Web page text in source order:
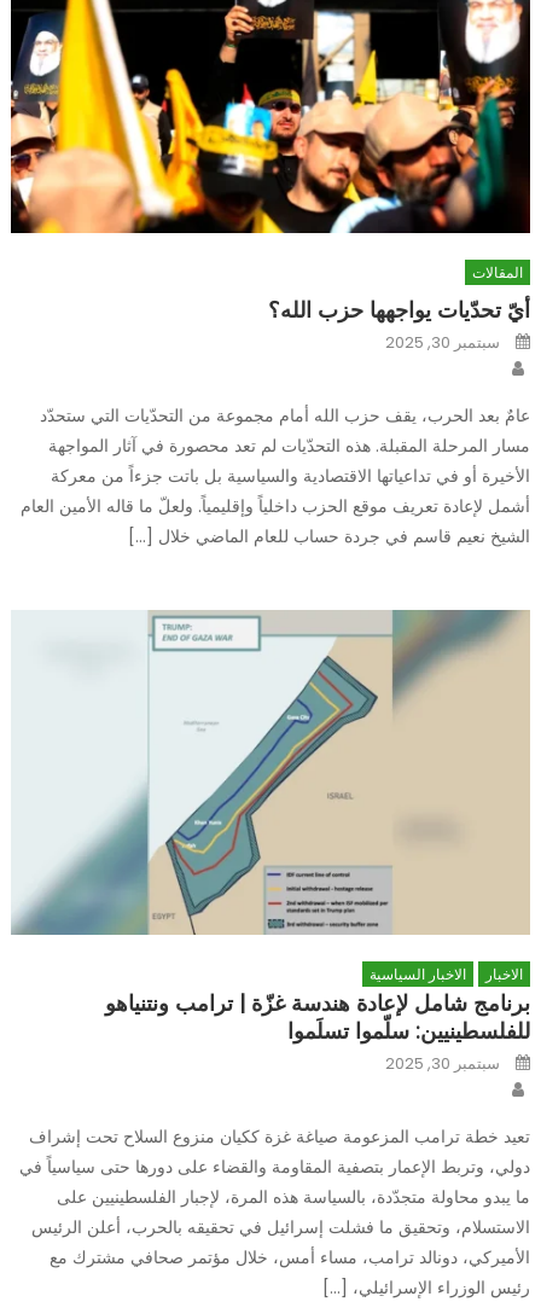
المقالات
أيّ تحدّيات يواجهها حزب الله؟
Posted
onسبتمبر 30, 2025
عامٌ بعد الحرب، يقف حزب الله أمام مجموعة من التحدّيات التي ستحدّد
مسار المرحلة المقبلة. هذه التحدّيات لم تعد محصورة في آثار المواجهة
الأخيرة أو في تداعياتها الاقتصادية والسياسية بل باتت جزءاً من معركة
أشمل لإعادة تعريف موقع الحزب داخلياً وإقليمياً. ولعلّ ما قاله الأمين العام
الشيخ نعيم قاسم في جردة حساب للعام الماضي خلال […]
الاخبار الاخبار السياسية
برنامج شامل لإعادة هندسة غزّة | ترامب ونتنياهو
للفلسطينيين: سلّموا تسلَموا
Posted
onسبتمبر 30, 2025
تعيد خطة ترامب المزعومة صياغة غزة ككيان منزوع السلاح تحت إشراف
دولي، وتربط الإعمار بتصفية المقاومة والقضاء على دورها حتى سياسياً في
ما يبدو محاولة متجدّدة، بالسياسة هذه المرة، لإجبار الفلسطينيين على
الاستسلام، وتحقيق ما فشلت إسرائيل في تحقيقه بالحرب، أعلن الرئيس
الأميركي، دونالد ترامب، مساء أمس، خلال مؤتمر صحافي مشترك مع
رئيس الوزراء الإسرائيلي، […]